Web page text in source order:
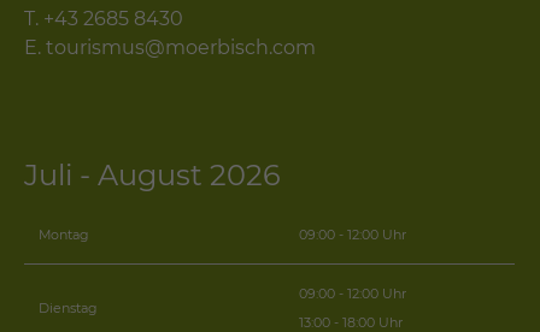
T. +43 2685 8430
E. tourismus@moerbisch.com
Juli - August 2026
Montag 09:00 - 12:00 Uhr
Dienstag
09:00 - 12:00 Uhr
13:00 - 18:00 Uhr